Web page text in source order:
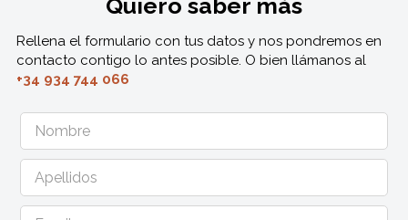
Quiero saber más
Rellena el formulario con tus datos y nos pondremos en
contacto contigo lo antes posible. O bien llámanos al
+34 934 744 066